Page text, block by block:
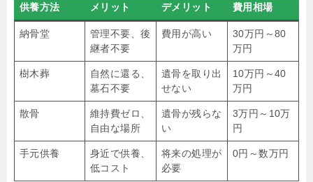
供養方法 メリット デメリット 費用相場
納骨堂
管理不要、後
継者不要
費用が高い
30万円～80
万円
樹木葬
自然に還る、
墓石不要
遺骨を取り出
せない
10万円～40
万円
散骨
維持費ゼロ、
自由な場所
遺骨が残らな
い
3万円～10万
円
手元供養
身近で供養、
低コスト
将来の処理が
必要
0円～数万円